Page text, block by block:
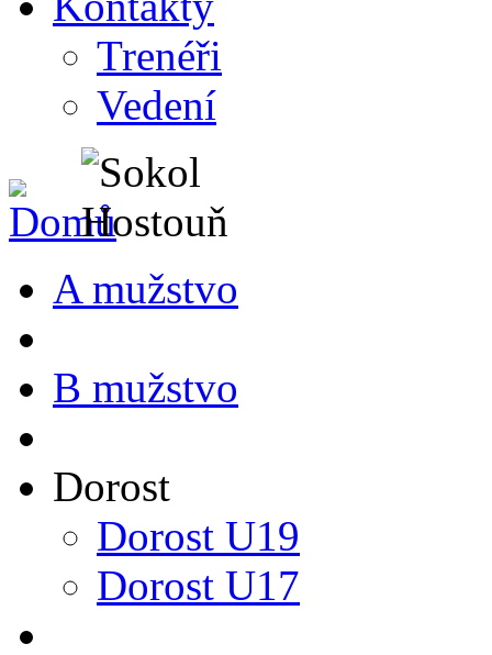
Trenéři
Vedení
A mužstvo
B mužstvo
Dorost
Dorost U19
Dorost U17